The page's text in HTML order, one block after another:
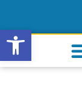
פתח